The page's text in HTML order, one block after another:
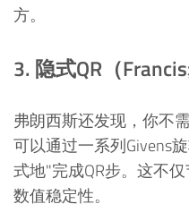
方。
3. 隐式QR（Francis
弗朗西斯还发现，你不
可以通过一系列Givens
式地"完成QR步。这不
数值稳定性。